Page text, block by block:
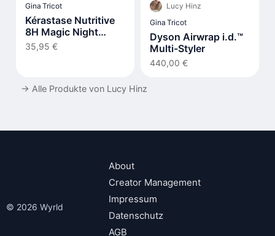
Gina Tricot
Kérastase Nutritive
8H Magic Night
Serum
35,95 €
Lucy Hinz
Gina Tricot
Dyson Airwrap i.d.™
Multi-Styler
440,00 €
→ Alle Produkte von Lucy Hinz
© 2026 Wyrld
About
Creator Management
Impressum
Datenschutz
AGB